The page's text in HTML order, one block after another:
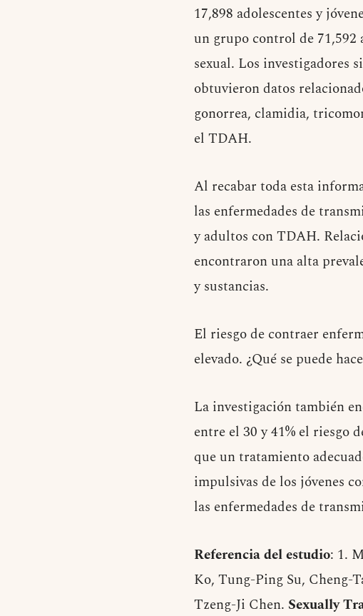
17,898 adolescentes y
un grupo control de 71,592
sexual. Los investigadores
obtuvieron datos
gonorrea, clamidia,
el TDAH.
Al recabar toda esta
las enfermedades de
y adultos con TDAH.
encontraron una alta
y sustancias.
El riesgo de contraer
elevado. ¿Qué se puede
La investigación también
entre el 30 y 41% el riesgo
que un tratamiento
impulsivas de los jóvenes
las enfermedades de
Referencia del estudio: 1.
Ko, Tung-Ping Su, Cheng-
Tzeng-Ji Chen. Sexually